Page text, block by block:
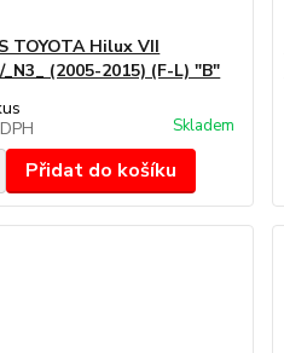
TOYOTA Hilux VII
_N3_ (2005-2015) (F-L) "B"
Skladem
Přidat do košíku